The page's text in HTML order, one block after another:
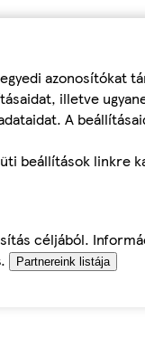
azonosítókat
illetve
A
beállítások linkre
céljából.
Partnereink listája